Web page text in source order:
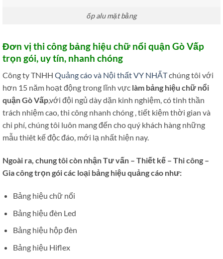
ốp alu mặt bằng
Đơn vị thi công bảng hiệu chữ nổi quận Gò Vấp
trọn gói, uy tín, nhanh chóng
Công ty TNHH Quảng cáo và Nội thất VY NHẤTchúng tôi với
hơn 15 năm hoạt động trong lĩnh vực làm bảng hiệu chữ nổi
quận Gò Vấp,với đội ngủ dày dặn kinh nghiệm, có tinh thần
trách nhiệm cao, thi công nhanh chóng , tiết kiệm thời gian và
chi phí, chúng tôi luôn mang đến cho quý khách hàng những
mẫu thiêt kế độc đáo, mới lạ nhất hiện nay.
Ngoài ra, chung tôi còn nhận Tư vấn – Thiết kế – Thi công –
Gia công trọn gói các loại bảng hiệu quảng cáo như:
Bảng hiệu chữ nổi
Bảng hiệu đèn Led
Bảng hiệu hộp đèn
Bảng hiệu Hiflex